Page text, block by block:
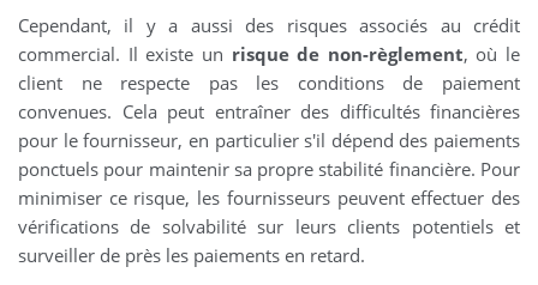
Cependant, il y a aussi des risques associés au crédit
commercial. Il existe un risque de non-règlement, où le
client ne respecte pas les conditions de paiement
convenues. Cela peut entraîner des difficultés financières
pour le fournisseur, en particulier s'il dépend des paiements
ponctuels pour maintenir sa propre stabilité financière. Pour
minimiser ce risque, les fournisseurs peuvent effectuer des
vérifications de solvabilité sur leurs clients potentiels et
surveiller de près les paiements en retard.